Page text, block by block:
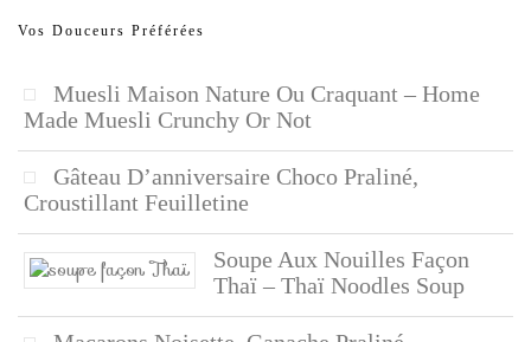
Vos Douceurs Préférées
Muesli Maison Nature Ou Craquant – Home
Made Muesli Crunchy Or Not
Gâteau D’anniversaire Choco Praliné,
Croustillant Feuilletine
Soupe Aux Nouilles Façon
Thaï – Thaï Noodles Soup